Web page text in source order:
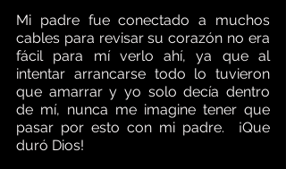
Mi padre fue conectado a muchos
cables para revisar su corazón no era
fácil para mí verlo ahí, ya que al
intentar arrancarse todo lo tuvieron
que amarrar y yo solo decía dentro
de mí, nunca me imagine tener que
pasar por esto con mi padre.  ¡Que
duró Dios!